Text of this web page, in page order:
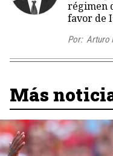
régimen
favor de
Por: Arturo
Más